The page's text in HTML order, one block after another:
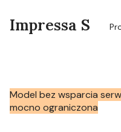
Impressa S
Model bez wsparcia
mocno ograniczona